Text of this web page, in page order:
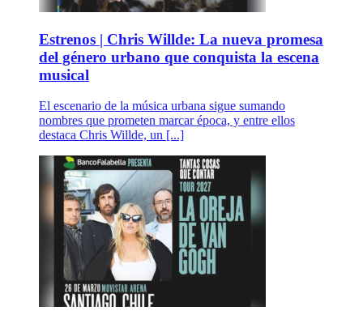
Estrenos | Chris Willde: La nueva promesa
del género urbano que conquista la escena
musical
El escenario de la música urbana sigue sumando
nombres que prometen marcar época, y entre ellos
destaca Chris Willde, un [...]